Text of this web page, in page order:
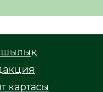
картасы